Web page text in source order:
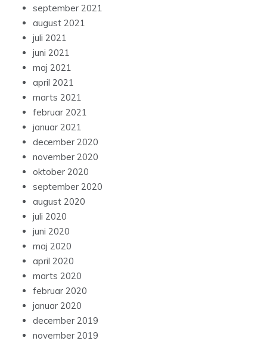
september 2021
august 2021
juli 2021
juni 2021
maj 2021
april 2021
marts 2021
februar 2021
januar 2021
december 2020
november 2020
oktober 2020
september 2020
august 2020
juli 2020
juni 2020
maj 2020
april 2020
marts 2020
februar 2020
januar 2020
december 2019
november 2019